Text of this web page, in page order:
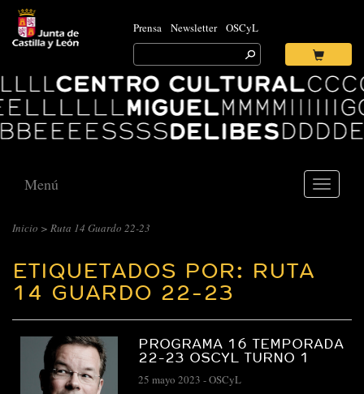
Prensa Newsletter OSCyL
Search
for:
Ok
Centro
Cultural
Miguel
Delibes
Toggle
Menú
Inicio > Ruta 14 Guardo 22-23
ETIQUETADOS POR: RUTA
14 GUARDO 22-23
PROGRAMA 16 TEMPORADA
22-23 OSCYL TURNO 1
25 mayo 2023 -OSCyL